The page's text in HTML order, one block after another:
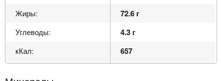
Жиры: 72.6 г
Углеводы: 4.3 г
кКал: 657